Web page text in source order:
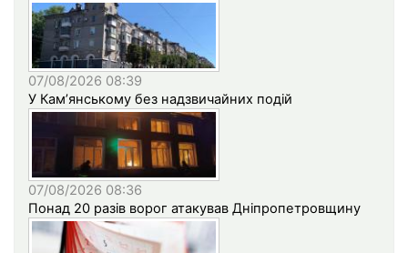
07/08/2026 08:39
У Кам’янському без надзвичайних подій
07/08/2026 08:36
Понад 20 разів ворог атакував Дніпропетровщину